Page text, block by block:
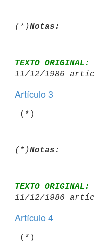
(*)Notas:
TEXTO ORIGINAL:
11/12/1986
Artículo 3
(*)Notas:
TEXTO ORIGINAL:
11/12/1986
Artículo 4